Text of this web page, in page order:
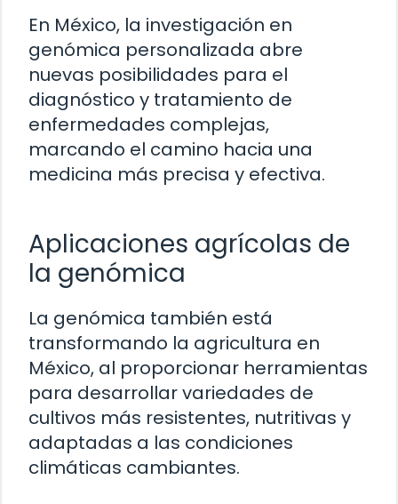
En México, la investigación en
genómica personalizada abre
nuevas posibilidades para el
diagnóstico y tratamiento de
enfermedades complejas,
marcando el camino hacia una
medicina más precisa y efectiva.
Aplicaciones agrícolas de
la genómica
La genómica también está
transformando la agricultura en
México, al proporcionar herramientas
para desarrollar variedades de
cultivos más resistentes, nutritivas y
adaptadas a las condiciones
climáticas cambiantes.